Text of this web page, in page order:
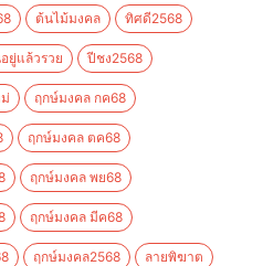
ต้นไม้มงคล ทิศดี2568
ยู่แล้วรวย ปีชง2568
ฤกษ์มงคล กค68
ฤกษ์มงคล ตค68
ฤกษ์มงคล พย68
ฤกษ์มงคล มีค68
ฤกษ์มงคล2568 ลายพิฆาต